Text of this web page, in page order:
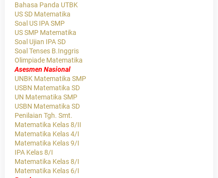
Bahasa Panda UTBK
US SD Matematika
Soal US IPA SMP
US SMP Matematika
Soal Ujian IPA SD
Soal Tenses B.Inggris
Olimpiade Matematika
Asesmen Nasional
UNBK Matematika SMP
USBN Matematika SD
UN Matematika SMP
USBN Matematika SD
Penilaian Tgh. Smt.
Matematika Kelas 8/II
Matematika Kelas 4/I
Matematika Kelas 9/I
IPA Kelas 8/I
Matematika Kelas 8/I
Matematika Kelas 6/I